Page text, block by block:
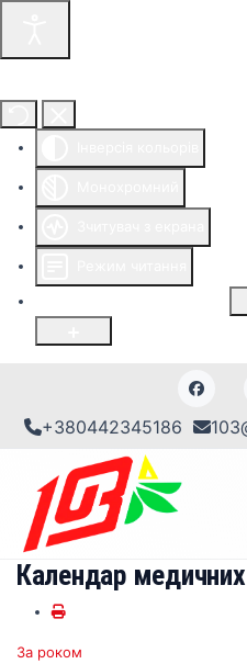
+380442345186
Календар
За роком